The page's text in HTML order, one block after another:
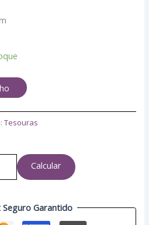
Tesouras
Calcular
Seguro Garantido